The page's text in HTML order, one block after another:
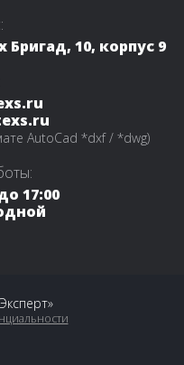
10, корпус 9
AutoCad *dxf / *dwg)
17:00